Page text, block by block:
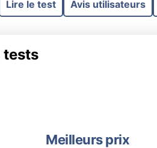
Lire le test Avis utilisateurs
tests
Meilleurs prix